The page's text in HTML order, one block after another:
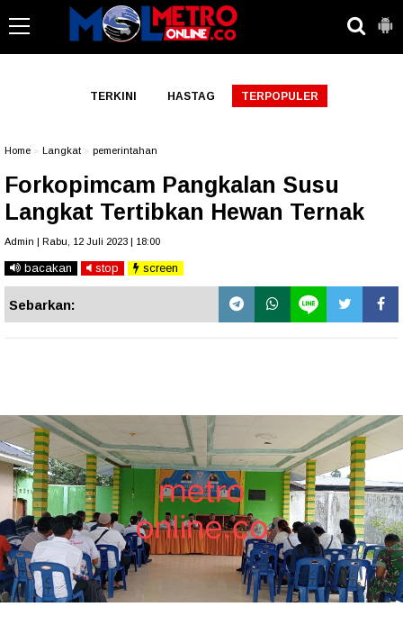
TERKINI HASTAG TERPOPULER
Home Langkat pemerintahan
Forkopimcam Pangkalan Susu
Langkat Tertibkan Hewan Ternak
Admin | Rabu, 12 Juli 2023 | 18:00
bacakan stop screen
Sebarkan: